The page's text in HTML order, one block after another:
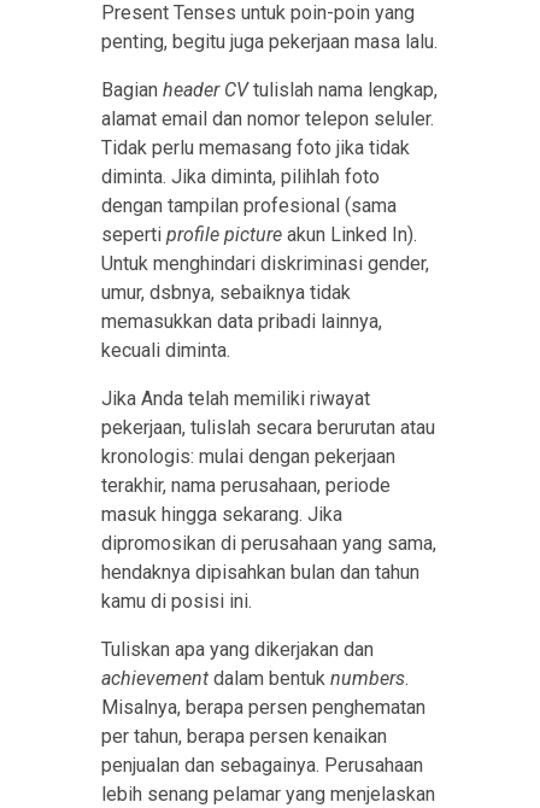
Present Tenses untuk poin-poin yang
penting, begitu juga pekerjaan masa lalu.
Bagian header CVtulislah nama lengkap,
alamat email dan nomor telepon seluler.
Tidak perlu memasang foto jika tidak
diminta. Jika diminta, pilihlah foto
dengan tampilan profesional (sama
seperti profile picture akun Linked In).
Untuk menghindari diskriminasi gender,
umur, dsbnya, sebaiknya tidak
memasukkan data pribadi lainnya,
kecuali diminta.
Jika Anda telah memiliki riwayat
pekerjaan, tulislah secara berurutan atau
kronologis: mulai dengan pekerjaan
terakhir, nama perusahaan, periode
masuk hingga sekarang. Jika
dipromosikan di perusahaan yang sama,
hendaknya dipisahkan bulan dan tahun
kamu di posisi ini.
Tuliskan apa yang dikerjakan dan
achievement dalam bentuk numbers.
Misalnya, berapa persen penghematan
per tahun, berapa persen kenaikan
penjualan dan sebagainya. Perusahaan
lebih senang pelamar yang menjelaskan